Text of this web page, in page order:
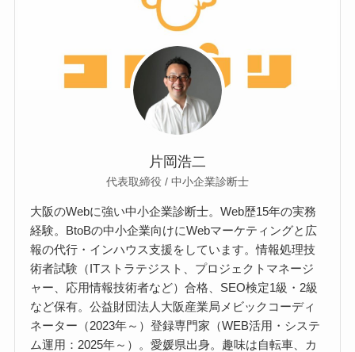
片岡浩二
代表取締役 / 中小企業診断士
大阪のWebに強い中小企業診断士。Web歴15年の実務
経験。BtoBの中小企業向けにWebマーケティングと広
報の代行・インハウス支援をしています。情報処理技
術者試験（ITストラテジスト、プロジェクトマネージ
ャー、応用情報技術者など）合格、SEO検定1級・2級
など保有。公益財団法人大阪産業局メビックコーディ
ネーター（2023年～）登録専門家（WEB活用・システ
ム運用：2025年～）。愛媛県出身。趣味は自転車、カ